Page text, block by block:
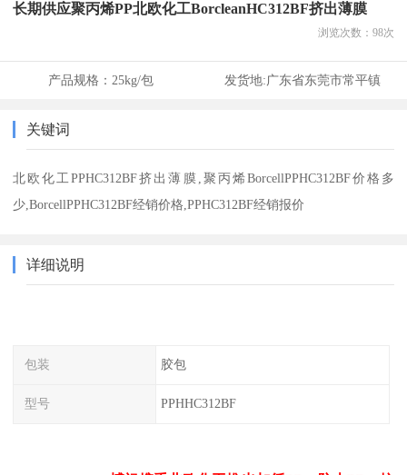
长期供应聚丙烯PP北欧化工BorcleanHC312BF挤出薄膜
浏览次数： 98次
产品规格： 25kg/包 发货地:广东省东莞市常平镇
关键词
北欧化工PPHC312BF挤出薄膜,聚丙烯BorcellPPHC312BF价格多
少,BorcellPPHC312BF经销价格,PPHC312BF经销报价
详细说明
包装 胶包
型号 PPHHC312BF